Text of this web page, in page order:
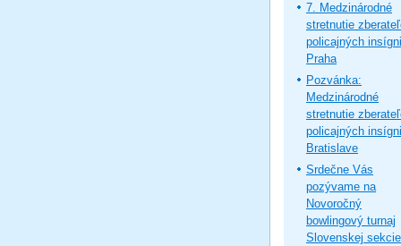
7. Medzinárodné
stretnutie
policajných
Praha
Pozvánka:
Medzinárodné
stretnutie
policajných
Bratislave
Srdečne Vás
pozývame na
Novoročný
bowlingový turnaj
Slovenskej sekcie